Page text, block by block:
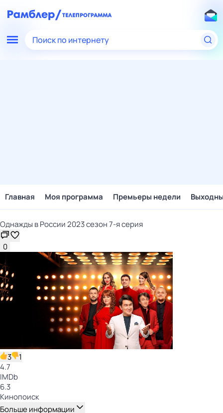
Поиск по интернету
Главная Моя программа Премьеры недели
Однажды в России 2023 сезон 7-я серия
0
3
1
4.7
IMDb
6.3
Кинопоиск
Больше информации